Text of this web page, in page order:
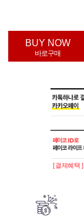
BUY NOW
바로구매
[ 결제혜택 ]